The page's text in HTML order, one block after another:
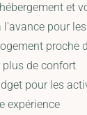
et
pour
proche
plus de confort
pour les
expérience